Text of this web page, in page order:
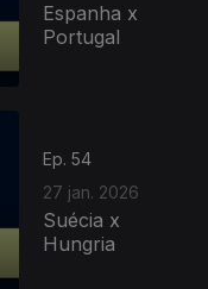
Espanha x
Portugal
Ep. 54
27 jan. 2026
Suécia x
Hungria